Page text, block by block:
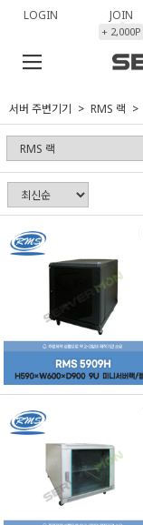
LOGIN JOIN
+ 2,000P
서버 주변기기 RMS 랙